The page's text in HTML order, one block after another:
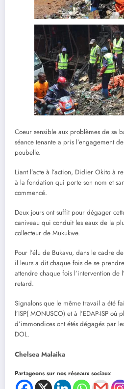
Coeur sensible aux problèmes de sa
séance tenante a pris l’engagement
poubelle.
Liant l’acte à l’action, Didier Okito à
à la fondation qui porte son nom et
commencé.
Deux jours ont suffit pour dégager
caniveau qui conduit les eaux de la
collecteur de Mukukwe.
Pour l’élu de Bukavu, dans le cadre
il leurs a dit chaque fois de se
attendre chaque fois l’intervention de
retard.
Signalons que le même travail a été
l’ISP( MONUSCO) et à l’EDAP-ISP où
d’immondices ont étés dégagés par
DOL.
Chelsea Malaika
Partageons sur nos réseaux sociaux